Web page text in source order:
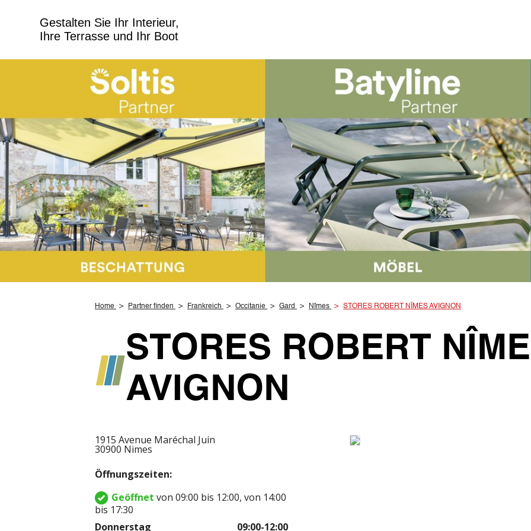
Gestalten Sie Ihr Interieur,
Ihre Terrasse und Ihr Boot
Home Partner finden Frankreich Occitanie Gard Nîmes STORES ROBERT NÎMES AVIGNON
STORES ROBERT
AVIGNON
1915 Avenue Maréchal Juin
30900 Nimes
Öffnungszeiten:
Geöffnet von 09:00 bis 12:00, von 14:00
bis 17:30
Donnerstag
09:00-12:00